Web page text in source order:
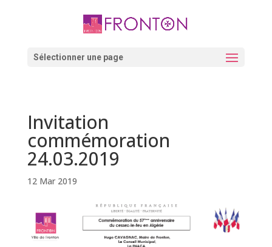
Sélectionner une page
Invitation
commémoration
24.03.2019
12 Mar 2019